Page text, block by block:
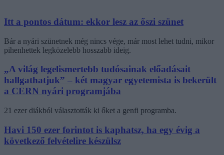
Itt a pontos dátum: ekkor lesz az őszi szünet
Bár a nyári szünetnek még nincs vége, már most lehet tudni, mikor
pihenhettek legközelebb hosszabb ideig.
„A világ legelismertebb tudósainak előadásait
hallgathatjuk” – két magyar egyetemista is bekerült
a CERN nyári programjába
21 ezer diákból választották ki őket a genfi programba.
Havi 150 ezer forintot is kaphatsz, ha egy évig a
következő felvételire készülsz